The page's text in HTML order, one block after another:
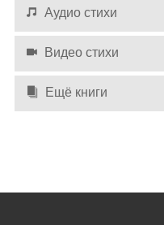
Аудио стихи
Видео стихи
Ещё книги